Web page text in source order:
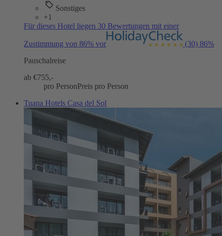
Sonstiges
+1
Für dieses Hotel liegen 30 Bewertungen mit einer
Zustimmung von 86% vor (30) 86%
Pauschalreise
ab €755,-
pro PersonPreis pro Person
Tuana Hotels Casa del Sol